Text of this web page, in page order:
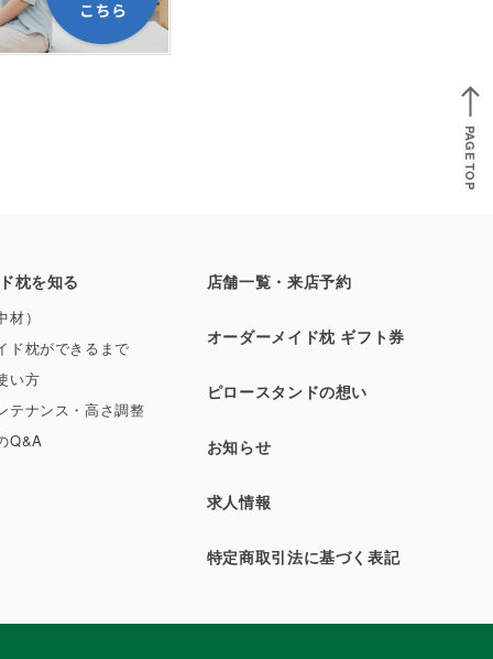
枕を知る
）
ド枕ができるまで
い方
テナンス・高さ調整
Q&A
店舗一覧・来店予約
オーダーメイド枕 ギフト券
ピロースタンドの想い
お知らせ
求人情報
特定商取引法に基づく表記
PAGE TOP